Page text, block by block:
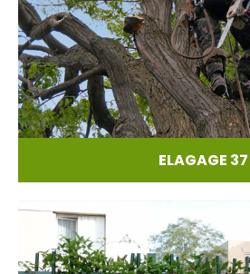
ELAGAGE 37